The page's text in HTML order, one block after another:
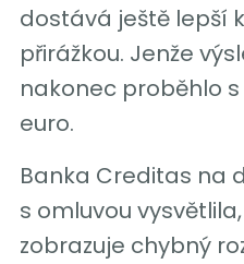
dostává ještě lepší
přirážkou. Jenže
nakonec proběhlo s
euro.
Banka Creditas na
s omluvou
zobrazuje chybný